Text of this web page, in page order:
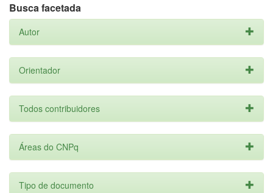
Busca facetada
Autor
Orientador
Todos contribuidores
Áreas do CNPq
Tipo de documento